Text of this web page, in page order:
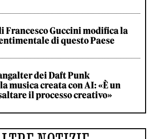
Francesco Guccini modifica la
di questo Paese
dei Daft Punk
musica creata con AI: «È un
il processo creativo»